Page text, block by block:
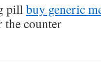
pillbuy generic
the counter